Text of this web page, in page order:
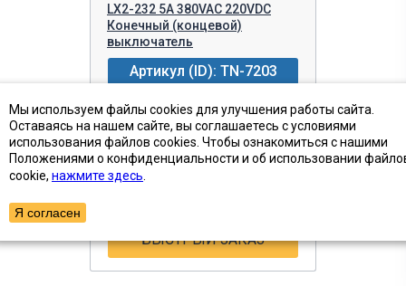
ПОКАЗАТЬ ТОВАРЫ
LX2-232 5A 380VAC 220VDC
Конечный (концевой)
выключатель
Артикул (ID): TN-7203
Цена с НДС от 882 ₽
Наличие 4 шт
БЫСТРЫЙ ЗАКАЗ
Мы используем файлы cookies для улучшения работы сайта.
Оставаясь на нашем сайте, вы соглашаетесь с условиями
использования файлов cookies. Чтобы ознакомиться с нашими
Положениями о конфиденциальности и об использовании
cookie, нажмите здесь
Я согласен